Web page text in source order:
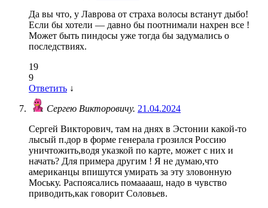
Да вы что, у Лаврова от страха волосы встанут дыбо!
Если бы хотели — давно бы поотнимали нахрен все !
Может быть пиндосы уже тогда бы задумались о
последствиях.
19
9
Ответить ↓
Сергею Викторовичу. 21.04.2024
Сергей Викторович, там на днях в Эстонии какой-то
лысый п.дор в форме генерала грозился Россию
уничтожить,водя указкой по карте, может с них и
начать? Для примера другим ! Я не думаю,что
американцы впишутся умирать за эту зловонную
Моську. Распоясались помааааш, надо в чувство
приводить,как говорит Соловьев.